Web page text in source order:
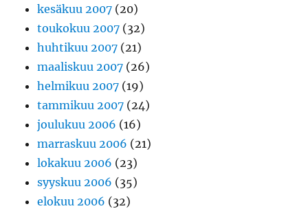
kesäkuu 2007 (20)
toukokuu 2007 (32)
huhtikuu 2007 (21)
maaliskuu 2007 (26)
helmikuu 2007 (19)
tammikuu 2007 (24)
joulukuu 2006 (16)
marraskuu 2006 (21)
lokakuu 2006 (23)
syyskuu 2006 (35)
elokuu 2006 (32)